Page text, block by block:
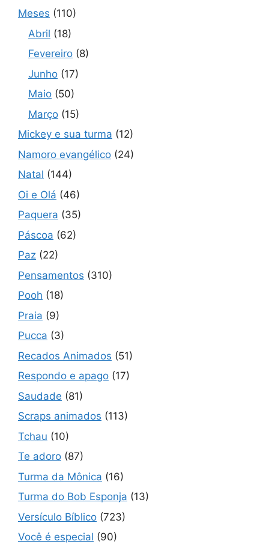
Meses (110)
Abril (18)
Fevereiro (8)
Junho (17)
Maio (50)
Março (15)
Mickey e sua turma (12)
Namoro evangélico (24)
Natal (144)
Oi e Olá (46)
Paquera (35)
Páscoa (62)
Paz (22)
Pensamentos (310)
Pooh (18)
Praia (9)
Pucca (3)
Recados Animados (51)
Respondo e apago (17)
Saudade (81)
Scraps animados (113)
Tchau (10)
Te adoro (87)
Turma da Mônica (16)
Turma do Bob Esponja (13)
Versículo Bíblico (723)
Você é especial (90)